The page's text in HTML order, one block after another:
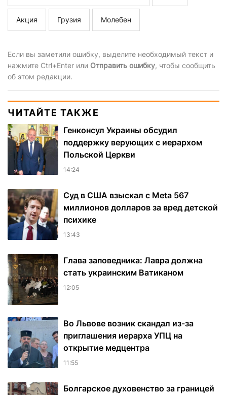
Акция Грузия Молебен
Если вы заметили ошибку, выделите необходимый текст и
нажмите Ctrl+Enter или Отправить ошибку, чтобы сообщить
об этом редакции.
ЧИТАЙТЕ ТАКЖЕ
Генконсул Украины обсудил
поддержку верующих с иерархом
Польской Церкви
14:24
Суд в США взыскал с Meta 567
миллионов долларов за вред детской
психике
13:43
Глава заповедника: Лавра должна
стать украинским Ватиканом
12:05
Во Львове возник скандал из-за
приглашения иерарха УПЦ на
открытие медцентра
11:55
Болгарское духовенство за границей